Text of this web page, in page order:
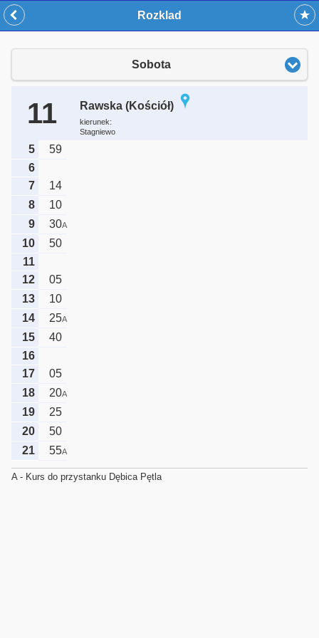
Rozklad
Sobota
11 Rawska (Kościół)
kierunek:
Stagniewo
5
59
6
7
14
8
10
9
30A
10
50
11
12
05
13
10
14
25A
15
40
16
17
05
18
20A
19
25
20
50
21
55A
A - Kurs do przystanku Dębica Pętla